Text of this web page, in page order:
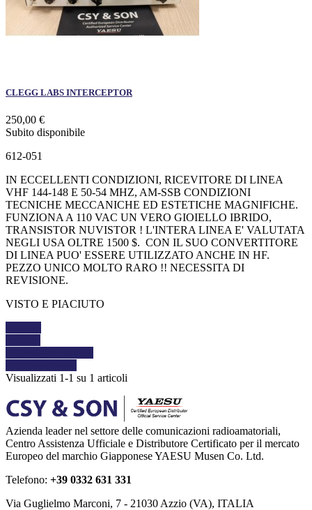
CLEGG LABS INTERCEPTOR
250,00 €
Subito disponibile
612-051
IN ECCELLENTI CONDIZIONI, RICEVITORE DI LINEA
VHF 144-148 E 50-54 MHZ, AM-SSB CONDIZIONI
TECNICHE MECCANICHE ED ESTETICHE MAGNIFICHE.
FUNZIONA A 110 VAC UN VERO GIOIELLO IBRIDO,
TRANSISTOR NUVISTOR ! L'INTERA LINEA E' VALUTATA
NEGLI USA OLTRE 1500 $. CON IL SUO CONVERTITORE
DI LINEA PUO' ESSERE UTILIZZATO ANCHE IN HF.
PEZZO UNICO MOLTO RARO !! NECESSITA DI
REVISIONE.
VISTO E PIACIUTO
Visualizzati 1-1 su 1 articoli
Azienda leader nel settore delle comunicazioni radioamatoriali,
Centro Assistenza Ufficiale e Distributore Certificato per il mercato
Europeo del marchio Giapponese YAESU Musen Co. Ltd.
Telefono: +39 0332 631 331
Via Guglielmo Marconi, 7 - 21030 Azzio (VA), ITALIA